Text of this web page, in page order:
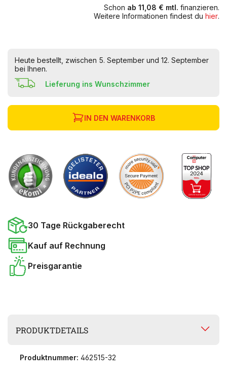
Schon ab 11,08 € mtl. finanzieren.
Weitere Informationen findest du hier.
Heute bestellt, zwischen 5. September und 12. September
bei Ihnen.
Lieferung ins Wunschzimmer
IN DEN WARENKORB
30 Tage Rückgaberecht
Kauf auf Rechnung
Preisgarantie
PRODUKTDETAILS
Produktnummer: 462515-32